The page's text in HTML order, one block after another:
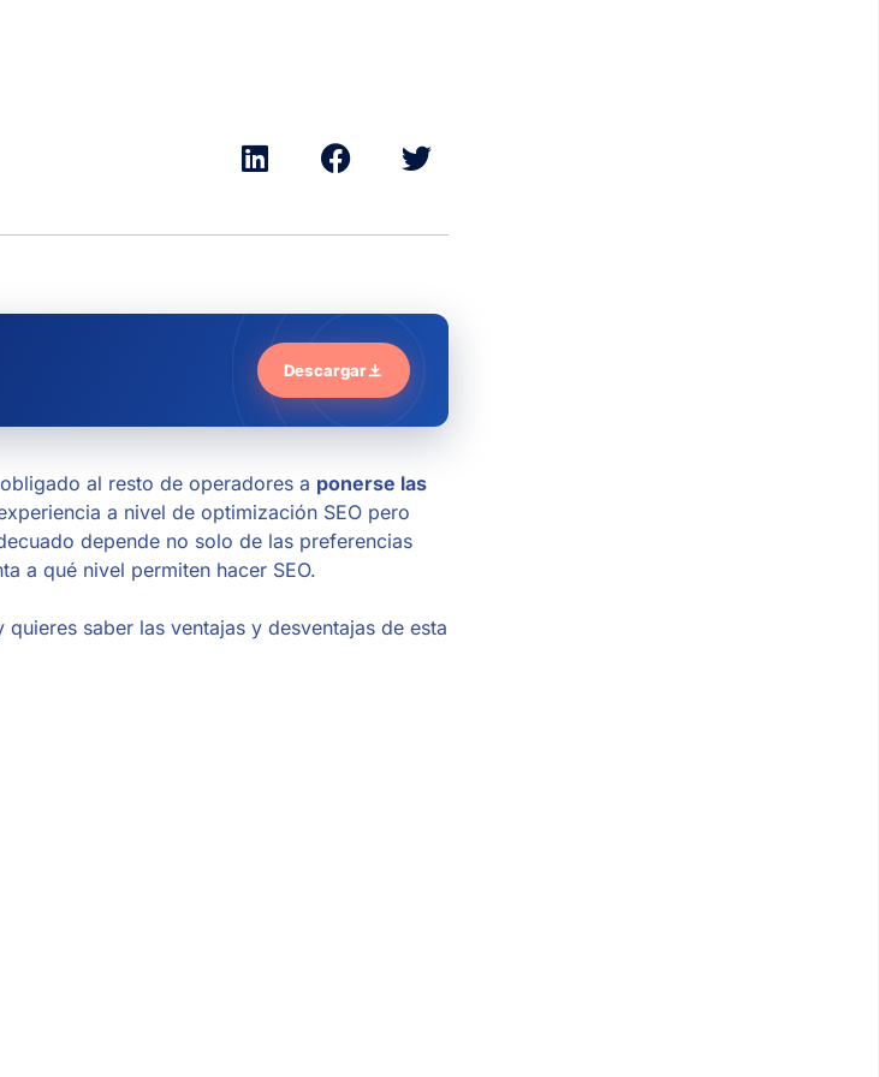
Descargar
al resto de operadores a ponerse las
a nivel de optimización SEO pero
depende no solo de las preferencias
a qué nivel permiten hacer SEO.
quieres saber las ventajas y desventajas de esta